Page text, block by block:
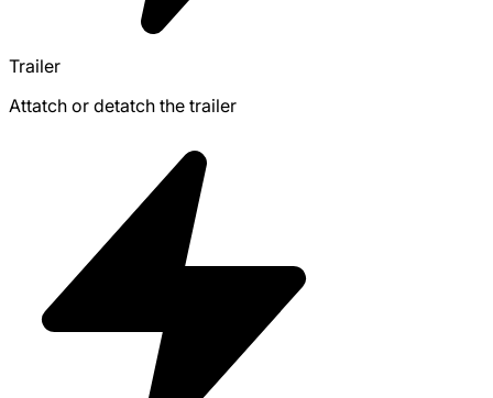
Trailer
Attatch or detatch the trailer